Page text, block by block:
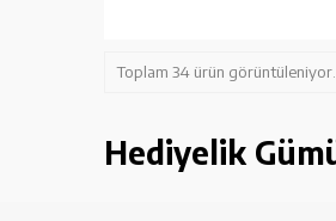
Toplam 34 ürün görüntüleniyor.
Hediyelik